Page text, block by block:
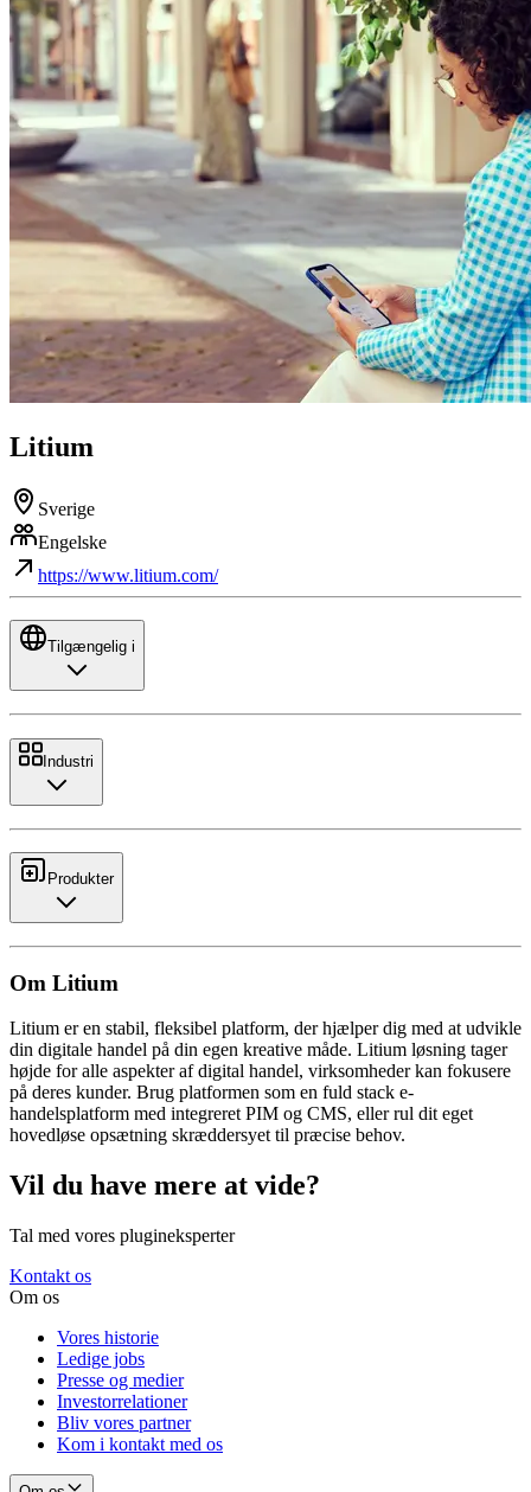
Litium
Sverige
Engelske
https://www.litium.com/
Tilgængelig i
Industri
Produkter
Om Litium
Litium er en stabil, fleksibel platform, der hjælper dig med at udvikle
din digitale handel på din egen kreative måde. Litium løsning tager
højde for alle aspekter af digital handel, virksomheder kan fokusere
på deres kunder. Brug platformen som en fuld stack e-
handelsplatform med integreret PIM og CMS, eller rul dit eget
hovedløse opsætning skræddersyet til præcise behov.
Vil du have mere at vide?
Tal med vores plugineksperter
Kontakt os
Om os
Vores historie
Ledige jobs
Presse og medier
Investorrelationer
Bliv vores partner
Kom i kontakt med os